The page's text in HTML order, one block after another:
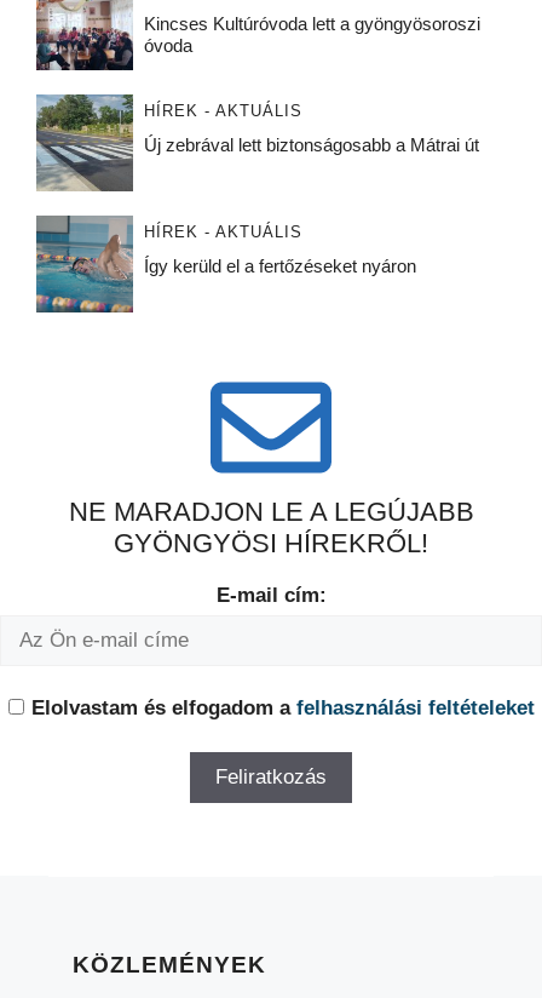
Kincses Kultúróvoda lett a gyöngyösoroszi
óvoda
HÍREK - AKTUÁLIS
Új zebrával lett biztonságosabb a Mátrai út
HÍREK - AKTUÁLIS
Így kerüld el a fertőzéseket nyáron
NE MARADJON LE A LEGÚJABB
GYÖNGYÖSI HÍREKRŐL!
E-mail cím:
Elolvastam és elfogadom a felhasználási feltételeket
KÖZLEMÉNYEK